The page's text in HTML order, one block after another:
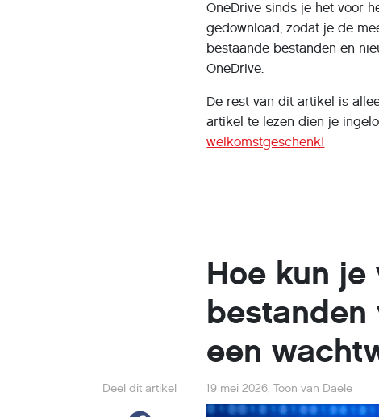
OneDrive sinds je het voor
gedownload, zodat je de
bestaande bestanden en
OneDrive.
De rest van dit artikel is
artikel te lezen dien je
welkomstgeschenk!
Hoe kun
bestanden
een
Deel dit artikel 19 mei 2026,Toon van Daele